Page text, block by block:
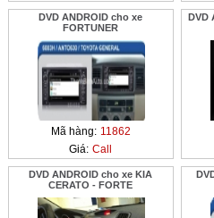
DVD ANDROID cho xe
FORTUNER
Mã hàng: 11862
Giá: Call
DVD
DVD ANDROID cho xe KIA
CERATO - FORTE